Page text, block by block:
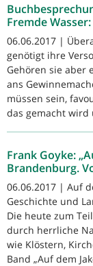
Fremde
06.06.2017 |
genötigt ihre
Gehören sie aber
ans
müssen sein,
das gemacht
Frank Goyke:
Brandenburg.
06.06.2017 | Auf
Geschichte und
Die heute zum
durch herrliche
wie Klöstern,
Band „Auf dem